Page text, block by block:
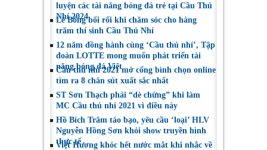
luyện các tài năng bóng đá trẻ tại Cầu Thủ
Nhí 2024
Lê Bống bối rối khi chăm sóc cho hàng
trăm thí sinh Cầu Thủ Nhí
12 năm đồng hành cùng ‘Cầu thủ nhí’, Tập
đoàn LOTTE mong muốn phát triển tài
năng bóng đá Việt
Cầu thủ nhí 2021 mở cổng bình chọn online
tìm ra 8 chân sút xuất sắc nhất
ST Sơn Thạch phải “dè chừng” khi làm
MC Cầu thủ nhí 2021 vì điều này
Hồ Bích Trâm táo bạo, yêu cầu ‘loại’ HLV
Nguyễn Hồng Sơn khỏi show truyền hình
thực tế
Việt Hương khóc hết nước mắt khi nhắc về